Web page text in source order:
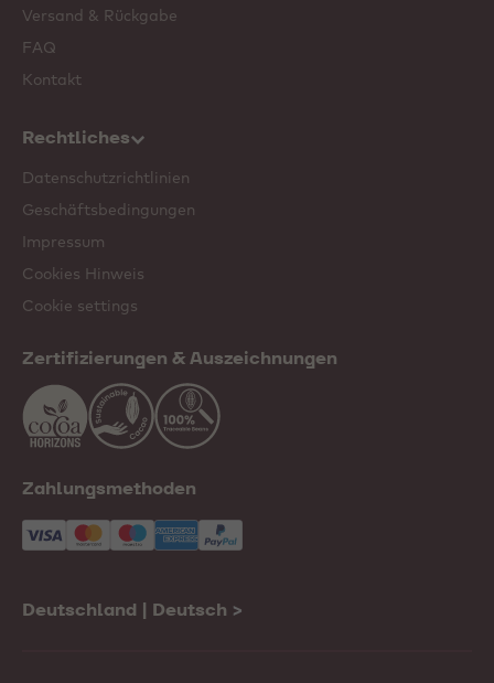
Versand & Rückgabe
FAQ
Kontakt
Rechtliches
Datenschutzrichtlinien
Geschäftsbedingungen
Impressum
Cookies Hinweis
Cookie settings
Zertifizierungen & Auszeichnungen
Zahlungsmethoden
Deutschland | Deutsch >